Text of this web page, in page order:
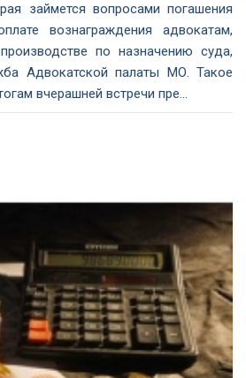
займется вопросами погашения
вознаграждения адвокатам,
по назначению суда,
Адвокатской палаты МО. Такое
вчерашней встречи пре...